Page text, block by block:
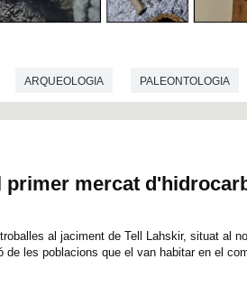
ARQUEOLOGIA PALEONTOLOGIA
primer mercat
al jaciment de Tell Lahskir, situat al
de les poblacions que el van habitar en el